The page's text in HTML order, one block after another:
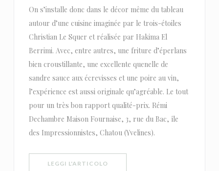
On s’installe donc dans le décor même du tableau
autour d’une cuisine imaginée par le trois-étoiles
Christian Le Squer et réalisée par Hakima El
Berrimi. Avec, entre autres, une friture d’éperlans
bien croustillante, une excellente quenelle de
sandre sauce aux écrevisses et une poire au vin,
l’expérience est aussi originale qu’agréable. Le tout
pour un très bon rapport qualité-prix. Rémi
Dechambre Maison Fournaise, 3, rue du Bac, île
des Impressionnistes, Chatou (Yvelines).
LEGGI L'ARTICOLO((APRE UNA NUOVA FINESTRA))